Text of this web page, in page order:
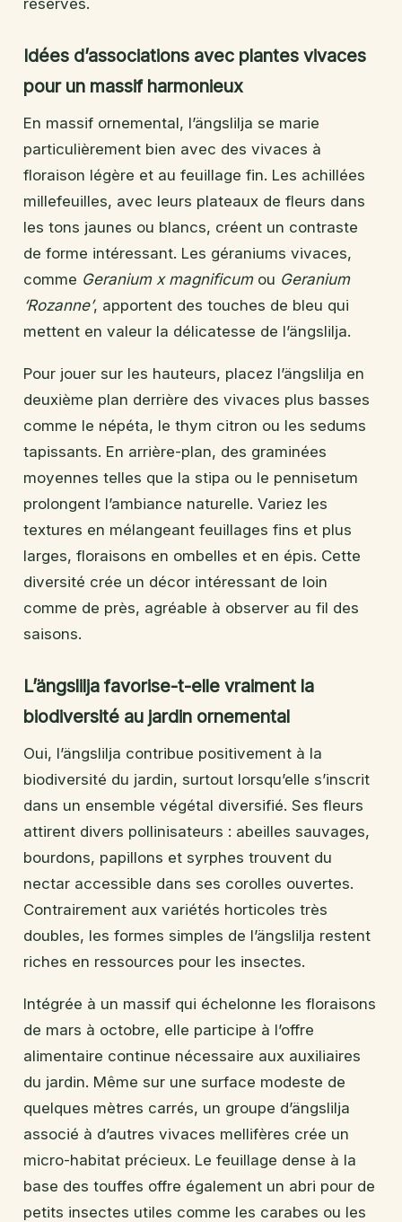
Idées d’associations avec plantes vivaces
pour un massif harmonieux
En massif ornemental, l’ängslilja se marie
particulièrement bien avec des vivaces à
floraison légère et au feuillage fin. Les achillées
millefeuilles, avec leurs plateaux de fleurs dans
les tons jaunes ou blancs, créent un contraste
de forme intéressant. Les géraniums vivaces,
comme Geranium x magnificumou Geranium
‘Rozanne’, apportent des touches de bleu qui
mettent en valeur la délicatesse de l’ängslilja.
Pour jouer sur les hauteurs, placez l’ängslilja en
deuxième plan derrière des vivaces plus basses
comme le népéta, le thym citron ou les sedums
tapissants. En arrière-plan, des graminées
moyennes telles que la stipa ou le pennisetum
prolongent l’ambiance naturelle. Variez les
textures en mélangeant feuillages fins et plus
larges, floraisons en ombelles et en épis. Cette
diversité crée un décor intéressant de loin
comme de près, agréable à observer au fil des
saisons.
L’ängslilja favorise-t-elle vraiment la
biodiversité au jardin ornemental
Oui, l’ängslilja contribue positivement à la
biodiversité du jardin, surtout lorsqu’elle s’inscrit
dans un ensemble végétal diversifié. Ses fleurs
attirent divers pollinisateurs : abeilles sauvages,
bourdons, papillons et syrphes trouvent du
nectar accessible dans ses corolles ouvertes.
Contrairement aux variétés horticoles très
doubles, les formes simples de l’ängslilja restent
riches en ressources pour les insectes.
Intégrée à un massif qui échelonne les floraisons
de mars à octobre, elle participe à l’offre
alimentaire continue nécessaire aux auxiliaires
du jardin. Même sur une surface modeste de
quelques mètres carrés, un groupe d’ängslilja
associé à d’autres vivaces mellifères crée un
micro-habitat précieux. Le feuillage dense à la
base des touffes offre également un abri pour de
petits insectes utiles comme les carabes ou les